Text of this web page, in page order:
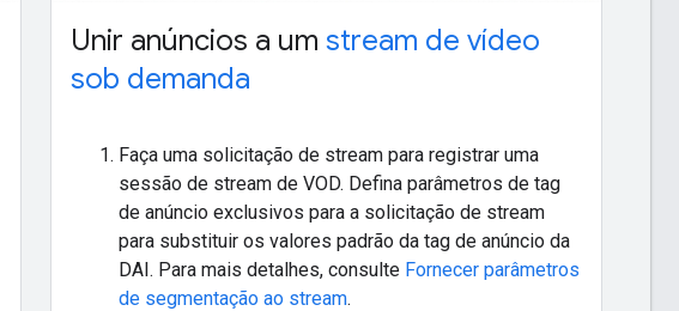
Unir anúncios a um stream de vídeo
sob demanda
Faça uma solicitação de stream para registrar uma
sessão de stream de VOD. Defina parâmetros de tag
de anúncio exclusivos para a solicitação de stream
para substituir os valores padrão da tag de anúncio da
DAI. Para mais detalhes, consulte Fornecer parâmetros
de segmentação ao stream.